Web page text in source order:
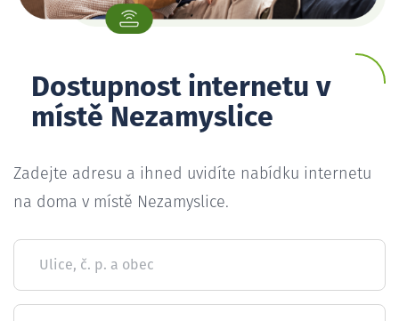
Dostupnost internetu v
místě Nezamyslice
Zadejte adresu a ihned uvidíte nabídku internetu
na doma v místě Nezamyslice.
Ulice, č. p. a obec